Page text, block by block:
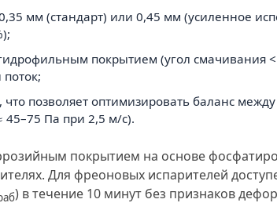
мм (стандарт) или 0,45 мм (усиленное
покрытием (угол смачивания
позволяет оптимизировать баланс
45–75 Па при 2,5 м/с).
покрытием на основе
Для фреоновых испарителей
) в течение 10 минут без признаков